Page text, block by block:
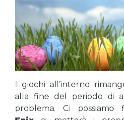
I giochi all’interno
alla fine del periodo di
problema. Ci